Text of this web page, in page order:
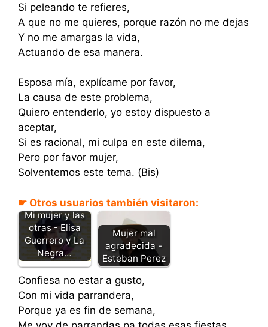
Si peleando te refieres,
A que no me quieres, porque razón no me dejas
Y no me amargas la vida,
Actuando de esa manera.
Esposa mía, explícame por favor,
La causa de este problema,
Quiero entenderlo, yo estoy dispuesto a
aceptar,
Si es racional, mi culpa en este dilema,
Pero por favor mujer,
Solventemos este tema. (Bis)
☛ Otros usuarios también visitaron:
Mi mujer y las
otras - Elisa
Guerrero y La
Negra…
Mujer mal
agradecida -
Esteban Perez
Confiesa no estar a gusto,
Con mi vida parrandera,
Porque ya es fin de semana,